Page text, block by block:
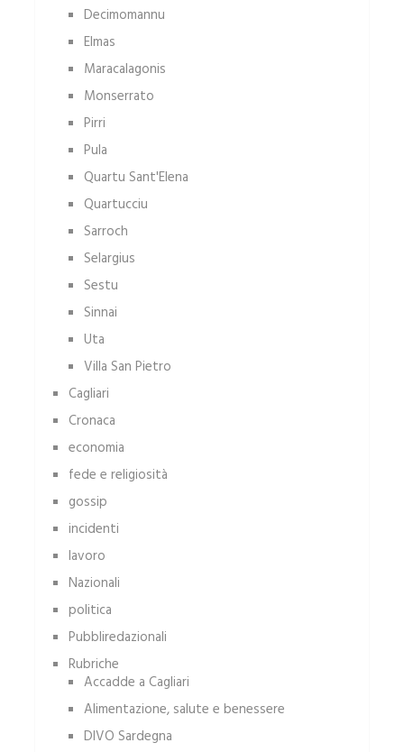
Decimomannu
Elmas
Maracalagonis
Monserrato
Pirri
Pula
Quartu Sant'Elena
Quartucciu
Sarroch
Selargius
Sestu
Sinnai
Uta
Villa San Pietro
Cagliari
Cronaca
economia
fede e religiosità
gossip
incidenti
lavoro
Nazionali
politica
Pubbliredazionali
Rubriche
Accadde a Cagliari
Alimentazione, salute e benessere
DIVO Sardegna